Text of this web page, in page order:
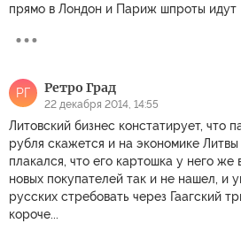
прямо в Лондон и Париж шпроты идут
РГ Ретро Град
22 декабря 2014, 14:55
Литовский бизнес констатирует, что
рубля скажется и на экономике
плакался, что его картошка у него же
новых покупателей так и не нашел, и
русских стребовать через Гаагский
короче...